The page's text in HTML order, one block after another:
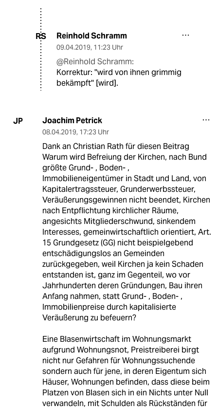
RS Reinhold Schramm
09.04.2019, 11:23 Uhr
@Reinhold Schramm:
Korrektur: ''wird von ihnen grimmig
bekämpft'' [wird].
JP Joachim Petrick
08.04.2019, 17:23 Uhr
Dank an Christian Rath für diesen Beitrag
Warum wird Befreiung der Kirchen, nach Bund
größte Grund- , Boden- ,
Immobilieneigentümer in Stadt und Land, von
Kapitalertragssteuer, Grunderwerbssteuer,
Veräußerungsgewinnen nicht beendet, Kirchen
nach Entpflichtung kirchlicher Räume,
angesichts Mitgliederschwund, sinkendem
Interesses, gemeinwirtschaftlich orientiert, Art.
15 Grundgesetz (GG) nicht beispielgebend
entschädigungslos an Gemeinden
zurückgegeben, weil Kirchen ja kein Schaden
entstanden ist, ganz im Gegenteil, wo vor
Jahrhunderten deren Gründungen, Bau ihren
Anfang nahmen, statt Grund- , Boden- ,
Immobilienpreise durch kapitalisierte
Veräußerung zu befeuern?
Eine Blasenwirtschaft im Wohnungsmarkt
aufgrund Wohnungsnot, Preistreiberei birgt
nicht nur Gefahren für Wohnungssuchende
sondern auch für jene, in deren Eigentum sich
Häuser, Wohnungen befinden, dass diese beim
Platzen von Blasen sich in ein Nichts unter Null
verwandeln, mit Schulden als Rückständen für